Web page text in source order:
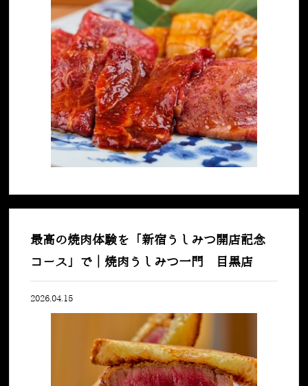
最高の焼肉体験を「新宿うしみつ開店記念
コース」で｜焼肉うしみつ一門 目黒店
2026.04.15